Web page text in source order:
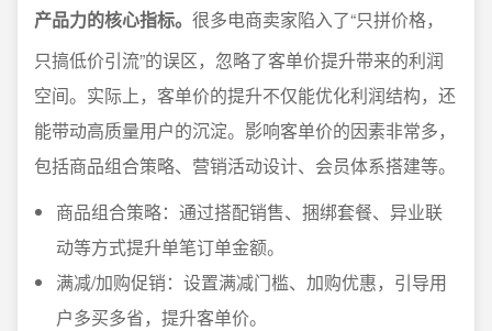
产品力的核心指标。 很多电商卖家陷入了“只拼价格，
只搞低价引流”的误区，忽略了客单价提升带来的利润
空间。实际上，客单价的提升不仅能优化利润结构，还
能带动高质量用户的沉淀。影响客单价的因素非常多，
包括商品组合策略、营销活动设计、会员体系搭建等。
商品组合策略：通过搭配销售、捆绑套餐、异业联
动等方式提升单笔订单金额。
满减/加购促销：设置满减门槛、加购优惠，引导用
户多买多省，提升客单价。